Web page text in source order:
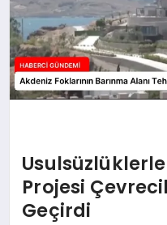
Projesi
Geçirdi